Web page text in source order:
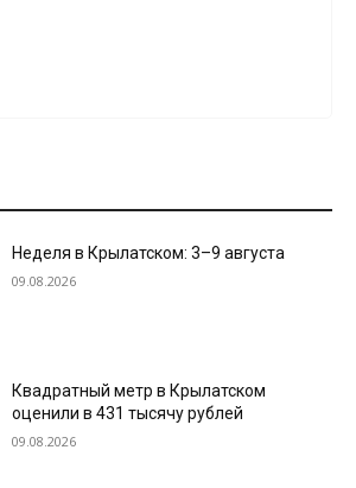
Неделя в Крылатском: 3–9 августа
09.08.2026
Квадратный метр в Крылатском
оценили в 431 тысячу рублей
09.08.2026